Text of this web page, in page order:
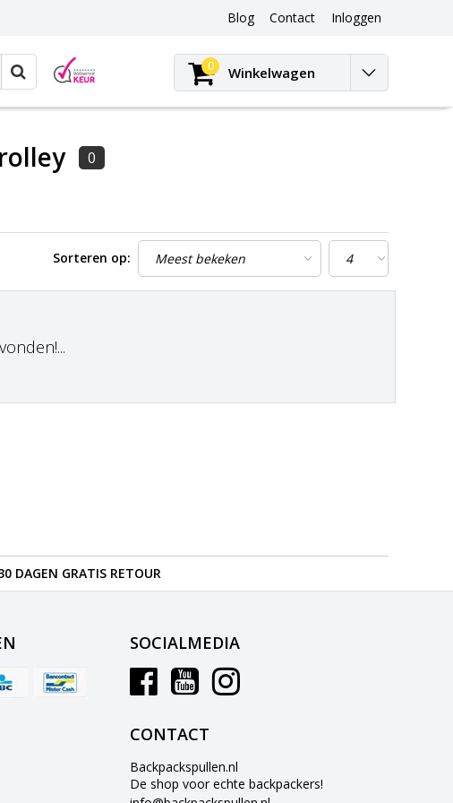
Blog
Blog
Contact Inloggen
0 Winkelwagen
0
Sorteren op:
DAGEN GRATIS RETOUR
SOCIALMEDIA
CONTACT
Backpackspullen.nl
De shop voor echte backpackers!